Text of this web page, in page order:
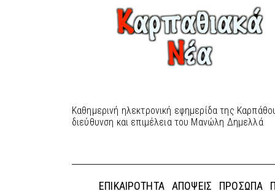
Καθημερινή ηλεκτρονική εφημερίδα της
διεύθυνση και επιμέλεια του Μανώλη Δημελλά
ΕΠΙΚΑΙΡΌΤΗΤΑ ΑΠΌΨΕΙΣ ΠΡΌΣΩΠΑ